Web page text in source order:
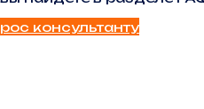
консультанту